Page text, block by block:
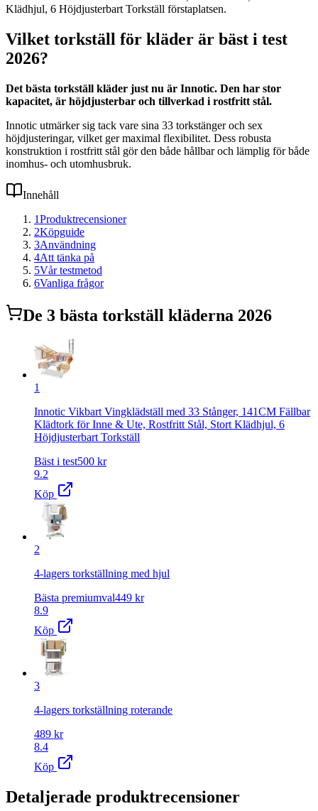
Klädhjul, 6 Höjdjusterbart Torkställ förstaplatsen.
Vilket torkställ för kläder är bäst i test
2026?
Det bästa torkställ kläder just nu är Innotic. Den har stor
kapacitet, är höjdjusterbar och tillverkad i rostfritt stål.
Innotic utmärker sig tack vare sina 33 torkstänger och sex
höjdjusteringar, vilket ger maximal flexibilitet. Dess robusta
konstruktion i rostfritt stål gör den både hållbar och lämplig för både
inomhus- och utomhusbruk.
Innehåll
1Produktrecensioner
2Köpguide
3Användning
4Att tänka på
5Vår testmetod
6Vanliga frågor
De 3 bästa torkställ kläderna 2026
1
Innotic Vikbart Vingklädställ med 33 Stånger, 141CM Fällbar
Klädtork för Inne & Ute, Rostfritt Stål, Stort Klädhjul, 6
Höjdjusterbart Torkställ
Bäst i test500 kr
9.2
Köp
2
4-lagers torkställning med hjul
Bästa premiumval449 kr
8.9
Köp
3
4-lagers torkställning roterande
489 kr
8.4
Köp
Detaljerade produktrecensioner